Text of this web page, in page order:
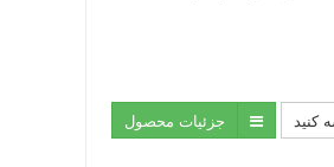
کنید جزئیات محصول